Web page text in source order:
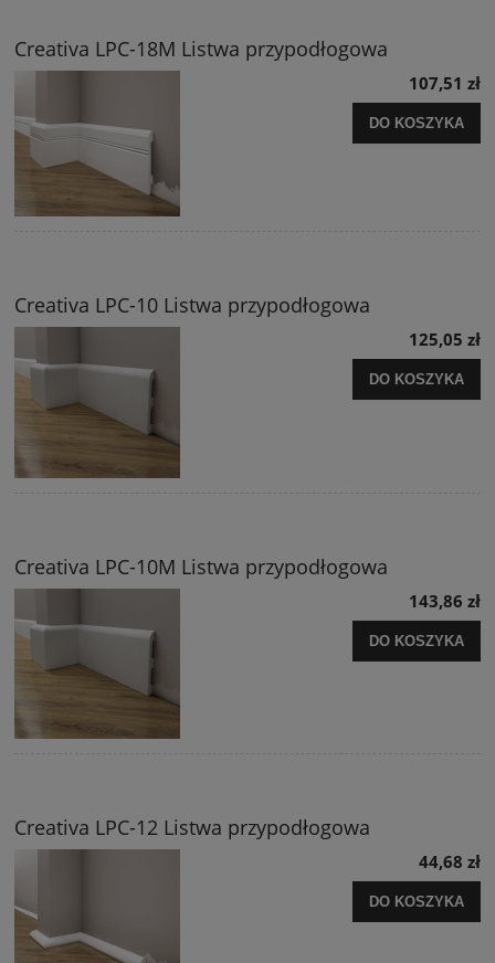
Creativa LPC-18M Listwa przypodłogowa
107,51 zł
DO KOSZYKA
Creativa LPC-10 Listwa przypodłogowa
125,05 zł
DO KOSZYKA
Creativa LPC-10M Listwa przypodłogowa
143,86 zł
DO KOSZYKA
Creativa LPC-12 Listwa przypodłogowa
44,68 zł
DO KOSZYKA